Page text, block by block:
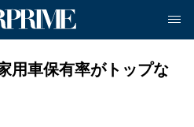
用車保有率がトップな